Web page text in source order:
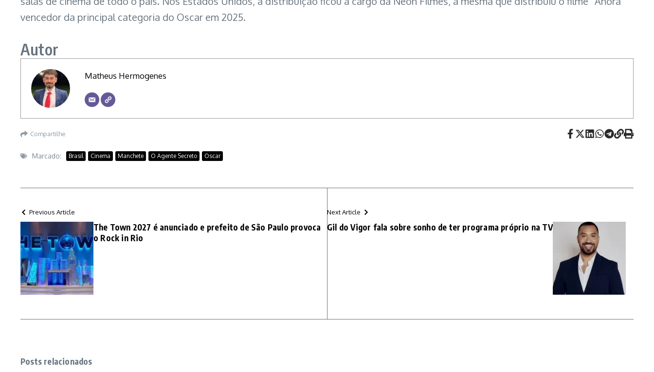
vencedor da principal categoria do Oscar em 2025.
Autor
Matheus Hermogenes
Compartilhe
Marcado: Brasil Cinema Manchete O Agente Secreto Oscar
Previous Article
The Town 2027 é anunciado e prefeito de São Paulo provoca
o Rock in Rio
Next Article
Gil do Vigor fala sobre sonho de ter programa próprio na TV
Posts relacionados